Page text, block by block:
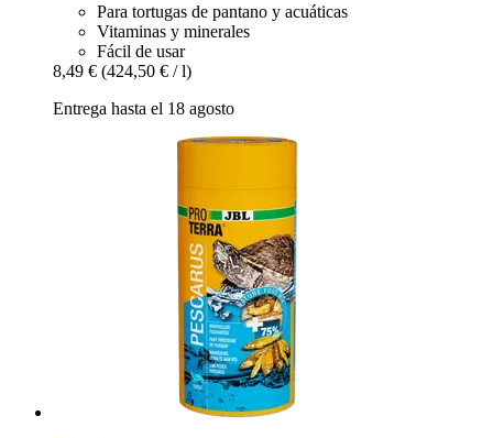
Para tortugas de pantano y acuáticas
Vitaminas y minerales
Fácil de usar
8,49 € (424,50 € / l)
Entrega hasta el 18 agosto